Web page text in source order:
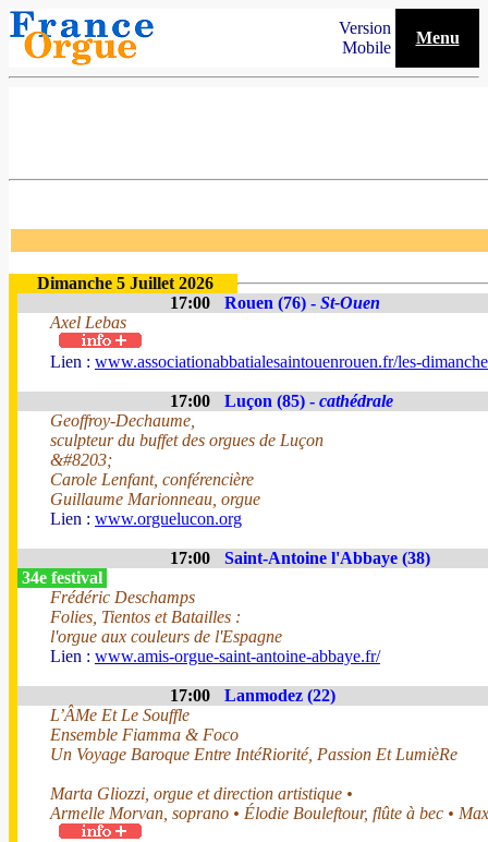
Version
Mobile
Menu
Dimanche 5 Juillet 2026
17:00
Rouen (76) - St-Ouen
Axel Lebas
Lien : www.associationabbatialesaintouenrouen.fr/les-
17:00 Luçon (85) - cathédrale
Geoffroy-Dechaume,
sculpteur du buffet des orgues de Luçon
&#8203;
Carole Lenfant, conférencière
Guillaume Marionneau, orgue
Lien : www.orguelucon.org
17:00
Saint-Antoine l'Abbaye (38)
34e festival
Frédéric Deschamps
Folies, Tientos et Batailles :
l'orgue aux couleurs de l'Espagne
Lien : www.amis-orgue-saint-antoine-abbaye.fr/
17:00
Lanmodez (22)
L’ÂMe Et Le Souffle
Ensemble Fiamma & Foco
Un Voyage Baroque Entre IntéRiorité, Passion Et LumièRe
Marta Gliozzi, orgue et direction artistique •
Armelle Morvan, soprano • Élodie Bouleftour, flûte à bec •